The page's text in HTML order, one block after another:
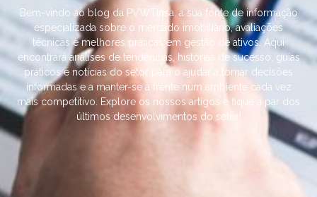
Bem-vindo ao blog da PVWTinsa, a sua fonte de informação
especializada sobre o mercado imobiliário, avaliações
técnicas e melhores práticas em gestão de ativos. Aqui
encontrará análises de tendências, histórias de sucesso, guias
práticos e notícias do setor para o ajudar a tomar decisões
informadas e a manter-se à frente num ambiente cada vez
mais competitivo. Explore os nossos artigos e fique a par dos
últimos desenvolvimentos do setor!